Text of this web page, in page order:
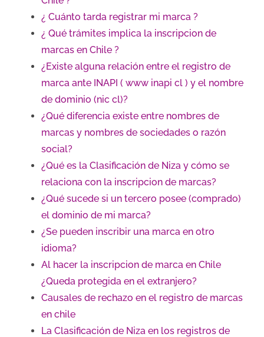
¿ Cuánto tarda registrar mi marca ?
¿ Qué trámites implica la inscripcion de
marcas en Chile ?
¿Existe alguna relación entre el registro de
marca ante INAPI ( www inapi cl ) y el nombre
de dominio (nic cl)?
¿Qué diferencia existe entre nombres de
marcas y nombres de sociedades o razón
social?
¿Qué es la Clasificación de Niza y cómo se
relaciona con la inscripcion de marcas?
¿Qué sucede si un tercero posee (comprado)
el dominio de mi marca?
¿Se pueden inscribir una marca en otro
idioma?
Al hacer la inscripcion de marca en Chile
¿Queda protegida en el extranjero?
Causales de rechazo en el registro de marcas
en chile
La Clasificación de Niza en los registros de